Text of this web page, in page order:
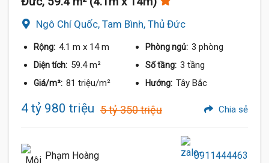
Ngô Chí Quốc, Tam Bình, Thủ Đức
Rộng: 4.1 m x 14 m Phòng ngủ: 3 phòng
Diện tích: 59.4 m² Số tầng: 3 tầng
Giá/m²: 81 triệu/m² Hướng: Tây Bắc
4 tỷ 980 triệu 5 tỷ 350 triệu Chia sẻ
Phạm Hoàng 0911444463